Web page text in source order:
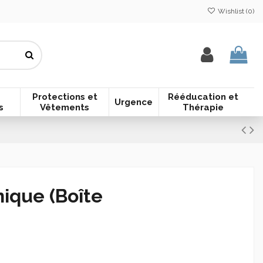
Wishlist (0)
Protections et
Vêtements
Urgence
Rééducation et
Thérapie
(Boîte